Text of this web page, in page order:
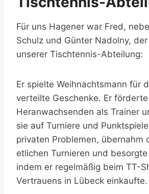
Für uns Hagener war Fred,
Schulz und Günter Nadolny,
unserer Tischtennis-Abteilung:
Er spielte Weihnachtsmann für
verteilte Geschenke. Er
Heranwachsenden als Trainer
sie auf Turniere und
privaten Problemen, übernahm
etlichen Turnieren und
indem er regelmäßig beim TT-
Vertrauens in Lübeck einkaufte.